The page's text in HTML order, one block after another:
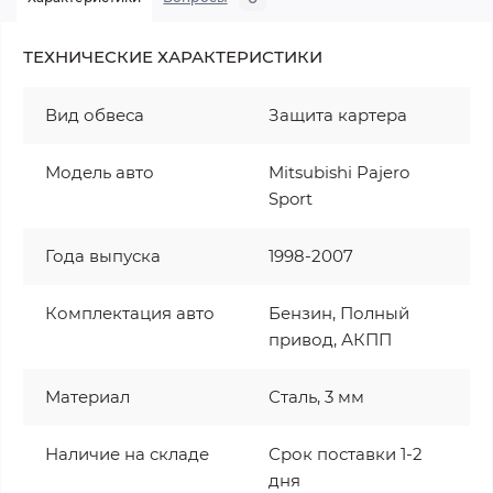
ТЕХНИЧЕСКИЕ ХАРАКТЕРИСТИКИ
Вид обвеса Защита картера
Модель авто
Mitsubishi Pajero
Sport
Года выпуска 1998-2007
Комплектация авто
Бензин, Полный
привод, АКПП
Материал Сталь, 3 мм
Наличие на складе
Срок поставки 1-2
дня